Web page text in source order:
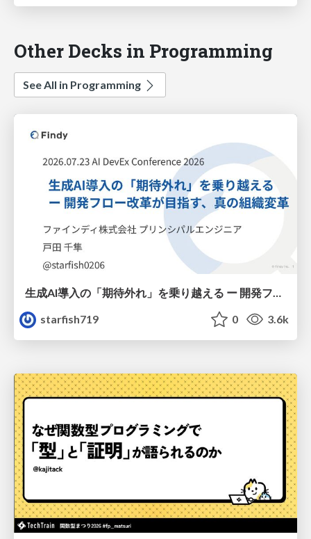
Other Decks in Programming
See All in Programming
starfish719
0 3.6k